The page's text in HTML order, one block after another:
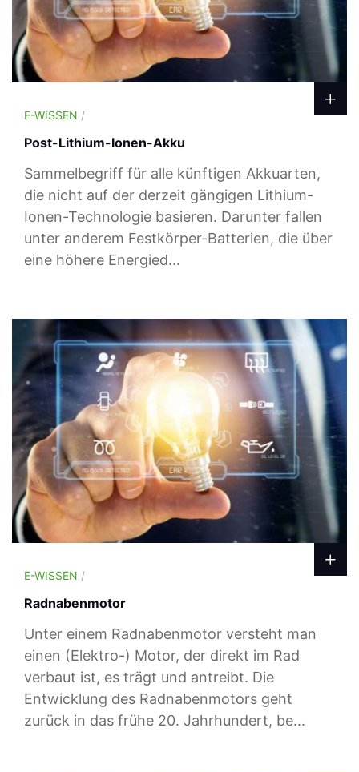
E-WISSEN /
Post-Lithium-Ionen-Akku
Sammelbegriff für alle künftigen Akkuarten,
die nicht auf der derzeit gängigen Lithium-
Ionen-Technologie basieren. Darunter fallen
unter anderem Festkörper-Batterien, die über
eine höhere Energied...
E-WISSEN /
Radnabenmotor
Unter einem Radnabenmotor versteht man
einen (Elektro-) Motor, der direkt im Rad
verbaut ist, es trägt und antreibt. Die
Entwicklung des Radnabenmotors geht
zurück in das frühe 20. Jahrhundert, be...